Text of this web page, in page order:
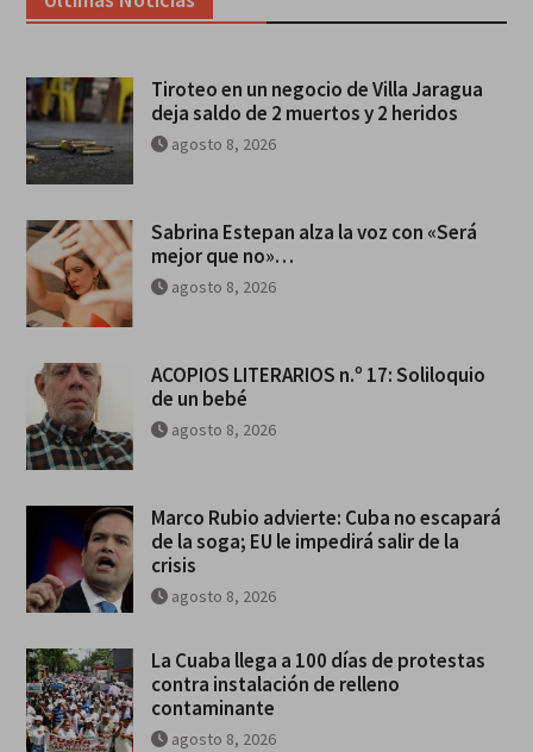
Tiroteo en un negocio de Villa Jaragua
deja saldo de 2 muertos y 2 heridos
agosto 8, 2026
Sabrina Estepan alza la voz con «Será
mejor que no»…
agosto 8, 2026
ACOPIOS LITERARIOS n.º 17: Soliloquio
de un bebé
agosto 8, 2026
Marco Rubio advierte: Cuba no escapará
de la soga; EU le impedirá salir de la
crisis
agosto 8, 2026
La Cuaba llega a 100 días de protestas
contra instalación de relleno
contaminante
agosto 8, 2026